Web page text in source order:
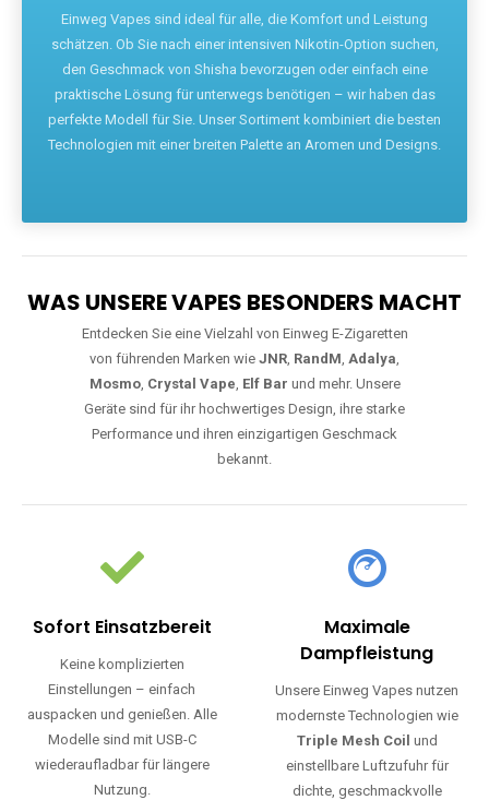
Einweg Vapes sind ideal für alle, die Komfort und Leistung
schätzen. Ob Sie nach einer intensiven Nikotin-Option suchen,
den Geschmack von Shisha bevorzugen oder einfach eine
praktische Lösung für unterwegs benötigen – wir haben das
perfekte Modell für Sie. Unser Sortiment kombiniert die besten
Technologien mit einer breiten Palette an Aromen und Designs.
WAS UNSERE VAPES BESONDERS MACHT
Entdecken Sie eine Vielzahl von Einweg E-Zigaretten
von führenden Marken wie JNR, RandM, Adalya,
Mosmo, Crystal Vape, Elf Bar und mehr. Unsere
Geräte sind für ihr hochwertiges Design, ihre starke
Performance und ihren einzigartigen Geschmack
bekannt.
Sofort Einsatzbereit
Keine komplizierten
Einstellungen – einfach
auspacken und genießen. Alle
Modelle sind mit USB-C
wiederaufladbar für längere
Nutzung.
Maximale
Dampfleistung
Unsere Einweg Vapes nutzen
modernste Technologien wie
Triple Mesh Coil und
einstellbare Luftzufuhr für
dichte, geschmackvolle